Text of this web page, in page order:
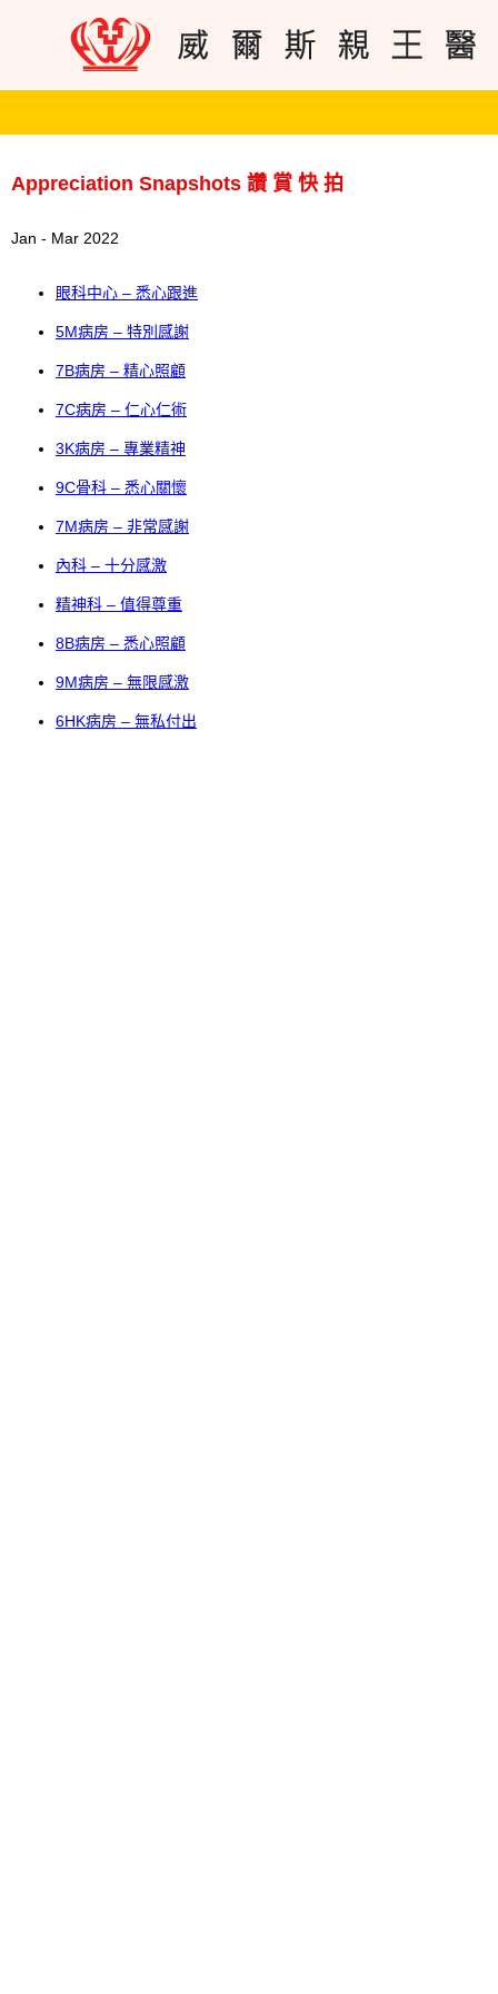
Appreciation Snapshots 讚 賞 快 拍
Jan - Mar 2022
眼科中心 – 悉心跟進
5M病房 – 特別感謝
7B病房 – 精心照顧
7C病房 – 仁心仁術
3K病房 – 專業精神
9C骨科 – 悉心關懷
7M病房 – 非常感謝
內科 – 十分感激
精神科 – 值得尊重
8B病房 – 悉心照顧
9M病房 – 無限感激
6HK病房 – 無私付出